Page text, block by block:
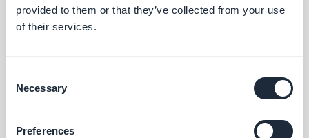
provided to them or that they’ve collected from your use
of their services.
Selection
Necessary
Preferences
Foi corrigido um problema que
Menu Swipe
Foi corrigido um problema que poderia